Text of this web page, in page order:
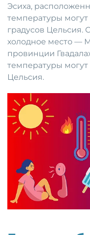
Эсиха,
температуры
градусов Цельсия.
холодное место —
провинции
температуры могут
Цельсия.